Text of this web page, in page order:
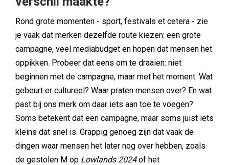
Rond grote momenten - sport, festivals et cetera - zie
je vaak dat merken dezelfde route kiezen: een grote
campagne, veel mediabudget en hopen dat mensen het
oppikken. Probeer dat eens om te draaien: niet
beginnen met de campagne, maar met het moment. Wat
gebeurt er cultureel? Waar praten mensen over? En wat
past bij ons merk om daar iets aan toe te voegen?
Soms betekent dat een campagne, maar soms juist iets
kleins dat snel is. Grappig genoeg zijn dat vaak de
dingen waar mensen het later nog over hebben, zoals
de gestolen M op Lowlands 2024of het